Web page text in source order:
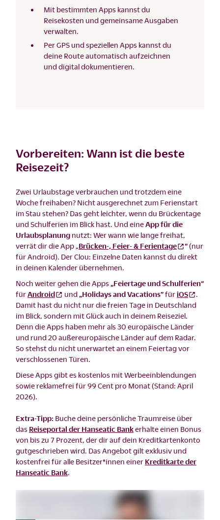
Mit bestimmten Apps kannst du
Reisekosten und gemeinsame Ausgaben
verwalten.
Per GPS und speziellen Apps kannst du
deine Route automatisch aufzeichnen
und digital dokumentieren.
Vorbereiten: Wann ist die beste
Reisezeit?
Zwei Urlaubstage verbrauchen und trotzdem eine
Woche freihaben? Nicht ausgerechnet zum Ferienstart
im Stau stehen? Das geht leichter, wenn du Brückentage
und Schulferien im Blick hast. Und eine App für die
Urlaubsplanung nutzt: Wer wann wie lange freihat,
verrät dir die App „ Brücken-, Feier- & Ferientage “(nur
für Android). Der Clou: Einzelne Daten kannst du direkt
in deinen Kalender übernehmen.
Noch weiter gehen die Apps
„Feiertage und Schulferien“
für Android und „Holidays and Vacations”für iOS
Damit hast du nicht nur die freien Tage in Deutschland
im Blick, sondern mit Glück auch in deinem Reiseziel.
Denn die Apps haben mehr als 30 europäische Länder
und rund 20 außereuropäische Länder auf dem Radar.
So stehst du nicht unerwartet an einem Feiertag vor
verschlossenen Türen.
Diese Apps gibt es kostenlos mit Werbeeinblendungen
sowie reklamefrei für 99 Cent pro Monat (Stand: April
2026).
Extra-Tipp: Buche deine persönliche Traumreise über
das Reiseportal der Hanseatic Bankerhalte einen Bonus
von bis zu 7 Prozent, der dir auf dein Kreditkartenkonto
gutgeschrieben wird. Das Angebot gilt exklusiv und
kostenfrei für alle Besitzer*innen einer Kreditkarte der
Hanseatic Bank